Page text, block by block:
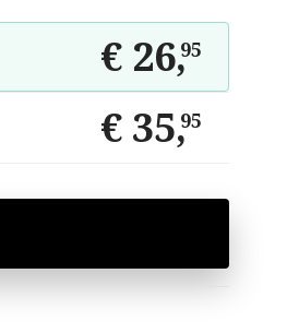
€ 26,95
€ 35,95